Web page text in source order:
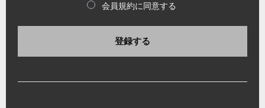
会員規約に同意する
登録する